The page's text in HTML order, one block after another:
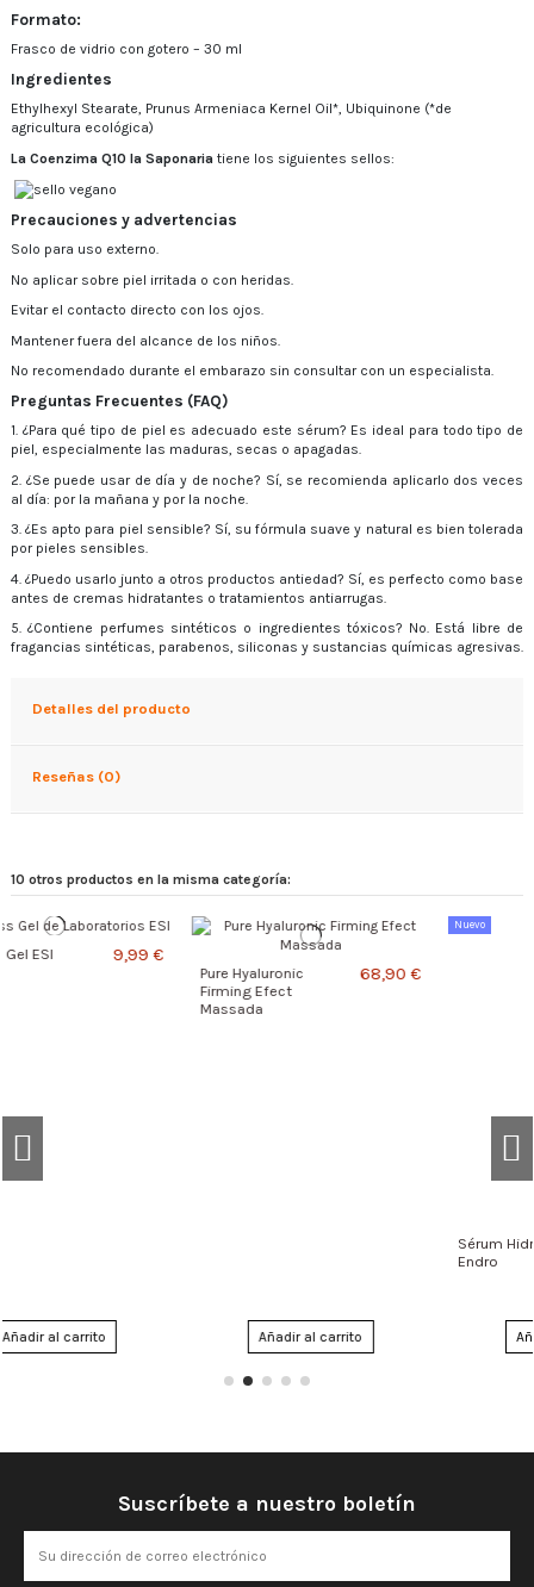
Formato:
Frasco de vidrio con gotero – 30 ml
Ingredientes
Ethylhexyl Stearate, Prunus Armeniaca Kernel Oil*, Ubiquinone (*de
agricultura ecológica)
La Coenzima Q10 la Saponaria tiene los siguientes sellos:
Precauciones y advertencias
Solo para uso externo.
No aplicar sobre piel irritada o con heridas.
Evitar el contacto directo con los ojos.
Mantener fuera del alcance de los niños.
No recomendado durante el embarazo sin consultar con un especialista.
Preguntas Frecuentes (FAQ)
1. ¿Para qué tipo de piel es adecuado este sérum? Es ideal para todo tipo de
piel, especialmente las maduras, secas o apagadas.
2. ¿Se puede usar de día y de noche? Sí, se recomienda aplicarlo dos veces
al día: por la mañana y por la noche.
3. ¿Es apto para piel sensible? Sí, su fórmula suave y natural es bien tolerada
por pieles sensibles.
4. ¿Puedo usarlo junto a otros productos antiedad? Sí, es perfecto como base
antes de cremas hidratantes o tratamientos antiarrugas.
5. ¿Contiene perfumes sintéticos o ingredientes tóxicos? No. Está libre de
fragancias sintéticas, parabenos, siliconas y sustancias químicas agresivas.
Detalles del producto
Reseñas (0)
10 otros productos en la misma categoría:
68,90 €
Añadir al carrito
Nuevo
Sérum Hidratante
Endro
Añadir al carrito
Suscríbete a nuestro boletín